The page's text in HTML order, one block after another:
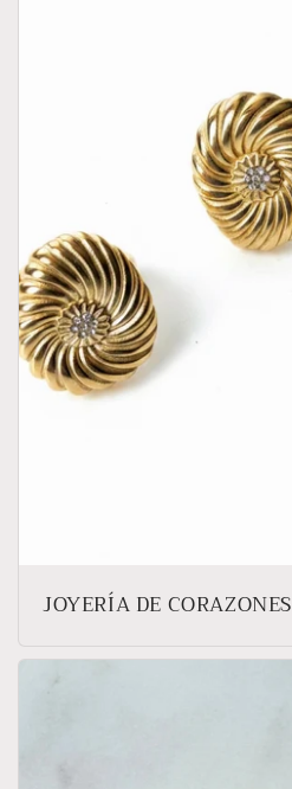
JOYERÍA DE CORAZONES